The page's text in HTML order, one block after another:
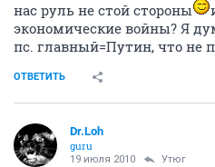
нас руль не стой стороны
экономические войны? Я
пс. главный=Путин, что не
ОТВЕТИТЬ
Dr.Loh
guru
19 июля 2010 Утюг